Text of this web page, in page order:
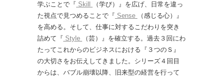
学ぶことで『 Skill
（学び）』を広げ、日常を違っ
た視点で見つめることで『 Sense
（感じる心）』
を高める。そして、仕事に対するこだわりを突き
詰めて『 Style
（芸）』を確立する。過去３回にわ
たってこれからのビジネスにおける『３つのＳ』
の大切さをお伝えしてきました。シリーズ４回目
からは、バブル崩壊以降、旧来型の経営を行って